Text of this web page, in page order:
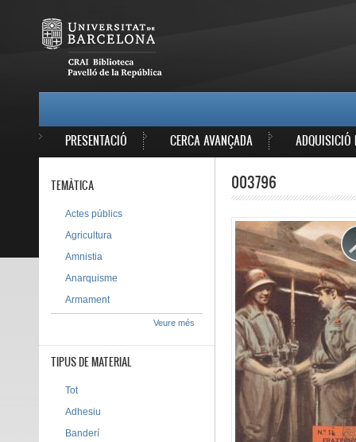
PRESENTACIÓ CERCA AVANÇADA ADQUISICIÓ
003796
TEMÀTICA
Actes públics
Agricultura
Amnistia
Anarquisme
Armament
Veure més
TIPUS DE MATERIAL
Tot
Adhesiu
Banderí